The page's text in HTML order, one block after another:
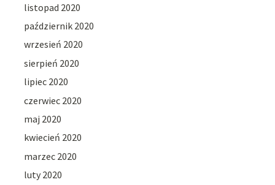
listopad 2020
październik 2020
wrzesień 2020
sierpień 2020
lipiec 2020
czerwiec 2020
maj 2020
kwiecień 2020
marzec 2020
luty 2020